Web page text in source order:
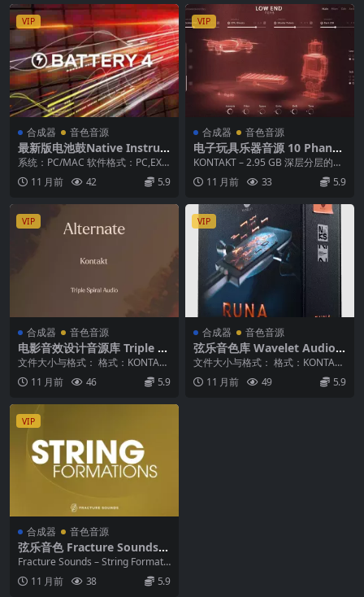
VIP
合成器 音色音源
最新版电池鼓Native Instru
ments Battery 4 v4.3.1 综合
电鼓音源（Win/Mac）
系统：PC/MAC 软件格式：PC,EXE/
VST/AAX; MAC,STAND...
11 月前 42 5.9
VIP
合成器 音色音源
电子玩具乐器音源 10 Phanto
m Rooms Low End Toys KO
NTAKT
KONTAKT – 2.95 GB 深层分层的玩
具与玩具乐器 探索前所未有的声
音...11 月前 33 5.9
VIP
合成器 音色音源
电影音效设计音源库 Triple S
piral Audio – Alternate for
Kontakt（科幻恐怖工业风）
v1.2.1 KONTAKT
文件大小与格式： 格式：KONTAKT
大小：9.04 GB 插件简介： Alt...
11 月前 46 5.9
VIP
合成器 音色音源
弦乐音色库 Wavelet Audio R
una Elder Scoring Strings K
文件大小与格式： 格式：KONTAKT
大小：3.36 GB 插件简介： RUN...
11 月前 49 5.9
VIP
合成器 音色音源
弦乐音色 Fracture Sounds S
tring Formations v2.0 KON
TAKT
Fracture Sounds – String Formati
ons v2.0...
11 月前 38 5.9